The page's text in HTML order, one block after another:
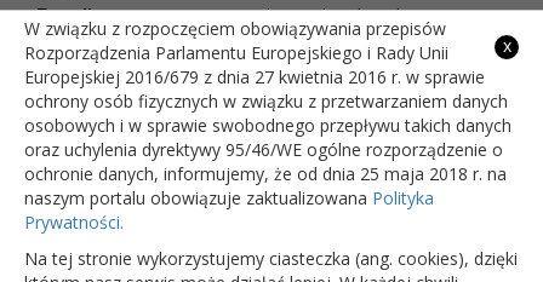
E-mail:rejestracjaspzoz@milejow.pl , Adres do e-
Doręczeń: AE:PL-36199-84870-VCEDT-23
NIP: 505-01-29-804
REGON:384638699
Godziny pracy:
poniedziałek:
8:00 - 18:00
wtorek:
8:00 - 18:00
środa:
8:00 - 18:00
czwartek:
piątek:
8:00 - 18:00
x
W związku z rozpoczęciem obowiązywania przepisów
Rozporządzenia Parlamentu Europejskiego i Rady Unii
Europejskiej 2016/679 z dnia 27 kwietnia 2016 r. w sprawie
ochrony osób fizycznych w związku z przetwarzaniem danych
osobowych i w sprawie swobodnego przepływu takich danych
oraz uchylenia dyrektywy 95/46/WE ogólne rozporządzenie o
ochronie danych, informujemy, że od dnia 25 maja 2018 r. na
naszym portalu obowiązuje zaktualizowana Polityka
Prywatności.
Na tej stronie wykorzystujemy ciasteczka (ang. cookies), dzięki